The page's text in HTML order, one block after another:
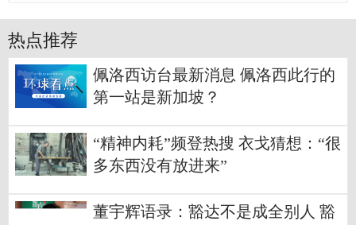
热点推荐
佩洛西访台最新消息 佩洛西此行的
第一站是新加坡？
“精神内耗”频登热搜 衣戈猜想：“很
多东西没有放进来”
董宇辉语录：豁达不是成全别人 豁